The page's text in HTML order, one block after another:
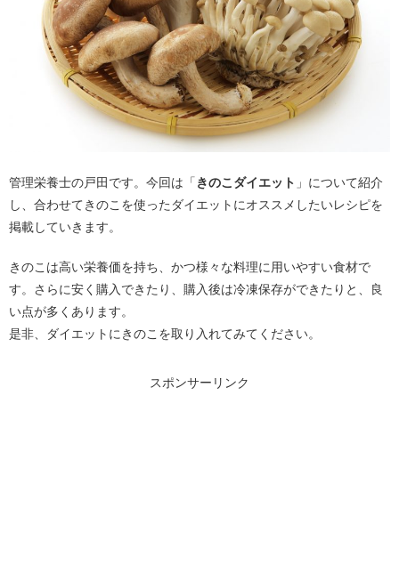
管理栄養士の戸田です。今回は「 きのこダイエット 」について紹介
し、合わせてきのこを使ったダイエットにオススメしたいレシピを
掲載していきます。
きのこは高い栄養価を持ち、かつ様々な料理に用いやすい食材で
す。さらに安く購入できたり、購入後は冷凍保存ができたりと、良
い点が多くあります。
是非、ダイエットにきのこを取り入れてみてください。
スポンサーリンク